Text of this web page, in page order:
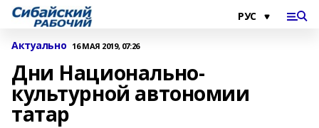
Актуально 16 МАЯ 2019, 07:26
Дни Национально-
культурной автономии
татар